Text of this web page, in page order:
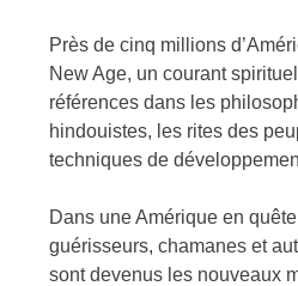
Près de cinq millions
New Age, un courant
références dans les
hindouistes, les rites des
techniques de
Dans une Amérique en
guérisseurs, chamanes et
sont devenus les nouveaux